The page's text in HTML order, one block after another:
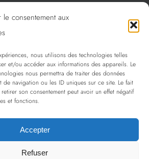
consentement aux
nous utilisons des technologies telles
et/ou accéder aux informations des appareils. Le
nous permettra de traiter des données
navigation ou les ID uniques sur ce site. Le fait
son consentement peut avoir un effet négatif
et fonctions.
Accepter
Refuser
métal sur mesure
verre sur mesure
Prescott
confidentialité